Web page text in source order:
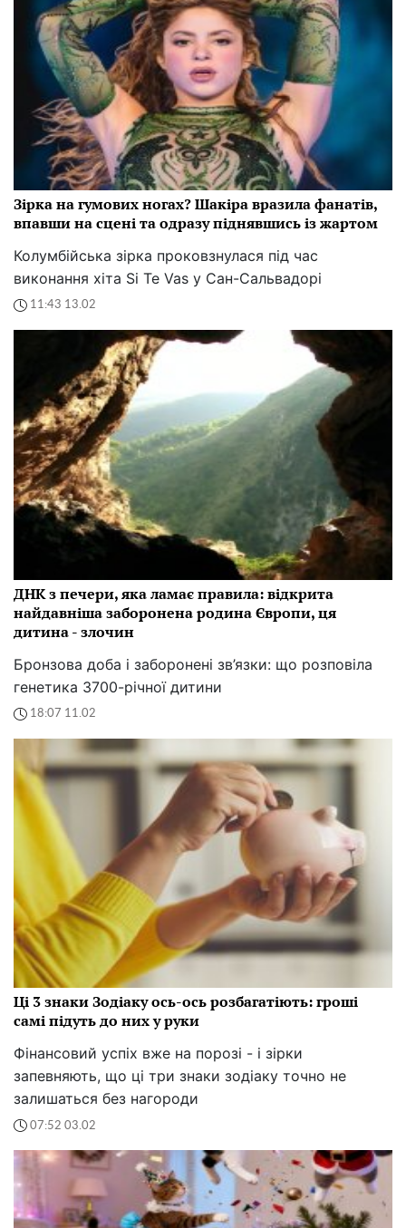
Теги:Наташа Королева
Опубліковано:
Українців атакують "німі" дзвінки: шахраї
мовчать, а ви платите
Дізнайтеся, чому шахраї мовчать і як захистити свій
телефон від шахрайських схем
13:37 18.02
Українці, припиніть сипати це у каналізацію: всіх
терміново попередили, ви можете зробити
непоправне
Кияни почали сипати сіль у каналізацію, щоб вона
нібито не замерзала. Комунальники попереджають:
це не тільки марно, а й шкідливо
21:45 14.02
Зірка на гумових ногах? Шакіра вразила фанатів,
впавши на сцені та одразу піднявшись із жартом